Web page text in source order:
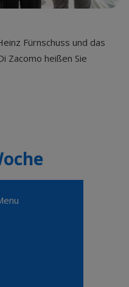
Fürnschuss und das
Zacomo heißen Sie